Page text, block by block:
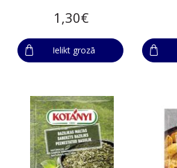
1,30€
Ielikt grozā